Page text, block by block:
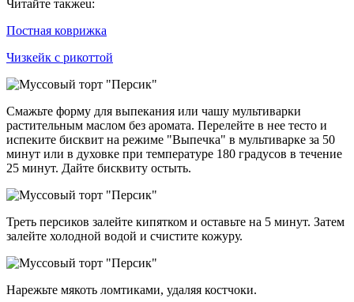
Читайте такжеu:
Постная коврижка
Чизкейк с рикоттой
Смажьте форму для выпекания или чашу мультиварки
растительным маслом без аромата. Перелейте в нее тесто и
испеките бисквит на режиме "Выпечка" в мультиварке за 50
минут или в духовке при температуре 180 градусов в течение
25 минут. Дайте бисквиту остыть.
Треть персиков залейте кипятком и оставьте на 5 минут. Затем
залейте холодной водой и счистите кожуру.
Нарежьте мякоть ломтиками, удаляя костчоки.